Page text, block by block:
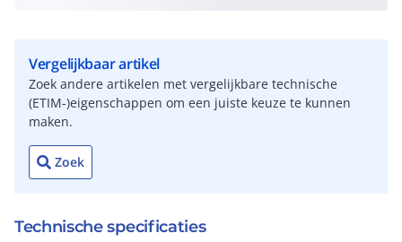
Vergelijkbaar artikel
Zoek andere artikelen met vergelijkbare technische
(ETIM-)eigenschappen om een juiste keuze te kunnen
maken.
Zoek
Technische specificaties